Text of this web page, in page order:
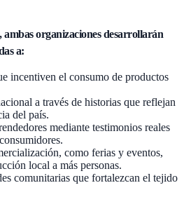
ambas organizaciones desarrollarán
a:
incentiven el consumo de productos
a través de historias que reflejan
del país.
mediante testimonios reales
como ferias y eventos,
local a más personas.
comunitarias que fortalezcan el tejido